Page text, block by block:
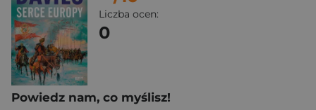
Liczba ocen:
0
Powiedz nam, co myślisz!